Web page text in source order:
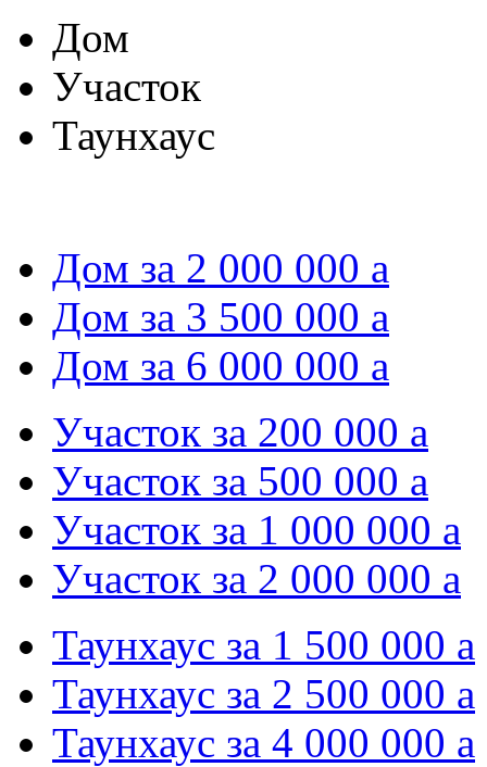
Дом
Участок
Таунхаус
Дом за 2 000 000 a
Дом за 3 500 000 a
Дом за 6 000 000 a
Участок за 200 000 a
Участок за 500 000 a
Участок за 1 000 000 a
Участок за 2 000 000 a
Таунхаус за 1 500 000 a
Таунхаус за 2 500 000 a
Таунхаус за 4 000 000 a